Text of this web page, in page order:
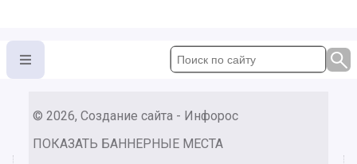
© 2026, Создание сайта - Инфорос
ПОКАЗАТЬ БАННЕРНЫЕ МЕСТА